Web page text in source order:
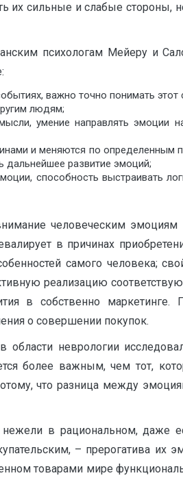
их сильные и слабые стороны,
психологам Мейеру и
важно точно понимать этот
людям;
умение направлять эмоции
и меняются по определенным
дальнейшее развитие эмоций;
способность выстраивать
человеческим
в причинах
самого человека;
реализацию
в собственно маркетинге.
о совершении покупок.
неврологии
более важным, чем тот,
что разница между
в рациональном, даже
– прерогатива их
товарами мире